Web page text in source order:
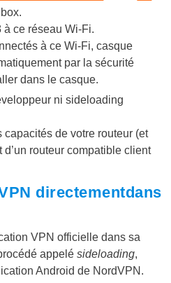
à ce réseau Wi-Fi.
à ce Wi-Fi, casque
par la sécurité
dans le casque.
ni sideloading
capacités de votre routeur (et
d’un routeur compatible client
directementdans
VPN officielle dans sa
appelésideloading,
Android de NordVPN.